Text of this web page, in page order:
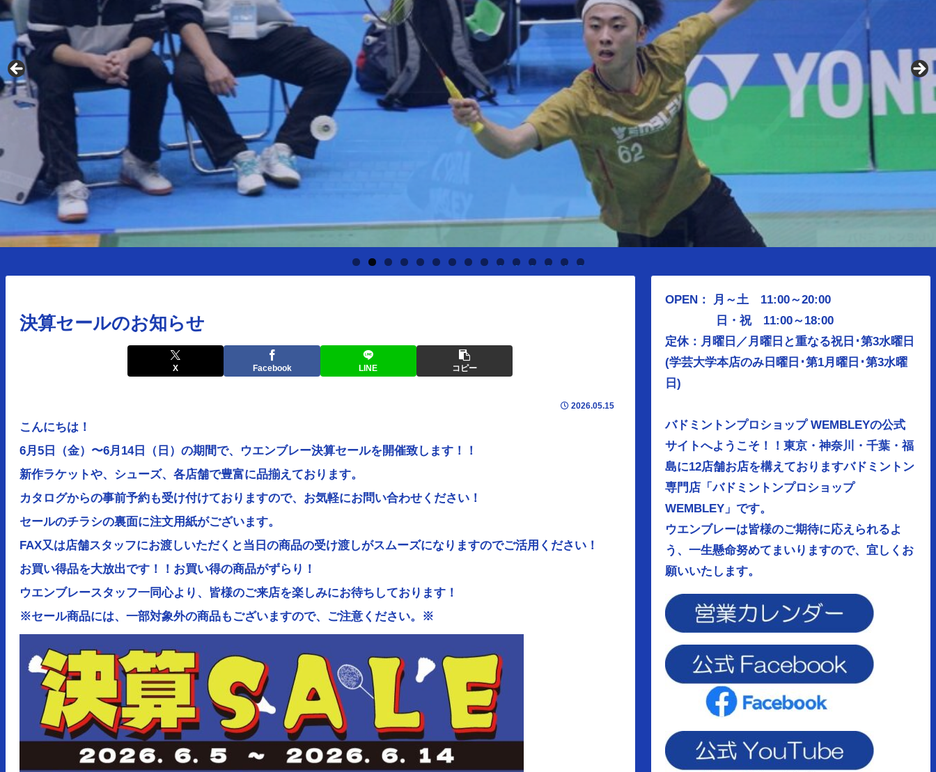
0 1 2 3 4 5
決算セールのお知らせ
X Facebook LINE コピー
2026.05.15
こんにちは！
6月5日（金）〜6月14日（日）の期間で、ウエンブレー決算セールを開催致します！！
新作ラケットや、シューズ、各店舗で豊富に品揃えております。
カタログからの事前予約も受け付けておりますので、お気軽にお問い合わせください！
セールのチラシの裏面に注文用紙がございます。
FAX又は店舗スタッフにお渡しいただくと当日の商品の受け渡しがスムーズになりますのでご活用ください！
お買い得品を大放出です！！お買い得の商品がずらり！
ウエンブレースタッフ一同心より、皆様のご来店を楽しみにお待ちしております！
※セール商品には、一部対象外の商品もございますので、ご注意ください。※
OPEN： 月～土 11:00～20:00
日・祝 11:00～18:00
定休：月曜日／ 月曜日と重なる祝日･第3水曜日
(学芸大学本店のみ日曜日･第1月曜日･第3水曜
日)
バドミントンプロショップ WEMBLEYの公式
サイトへようこそ！！東京・神奈川・千葉・福
島に12店舗お店を構えておりますバドミントン
専門店「バドミントンプロショップ
WEMBLEY」です。
ウエンブレーは皆様のご期待に応えられるよ
う、一生懸命努めてまいりますので、宜しくお
願いいたします。